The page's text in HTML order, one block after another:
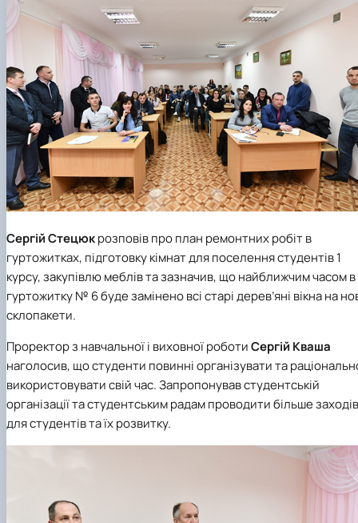
Сергій Стецюкрозповів про план ремонтних робіт в
гуртожитках, підготовку кімнат для поселення студентів 1
курсу, закупівлю меблів та зазначив, що найближчим часом в
гуртожитку № 6 буде замінено всі старі дерев’яні вікна на
склопакети.
Проректор з навчальної і виховної роботиСергій Кваша
наголосив, що студенти повинні організувати та
використовувати свій час. Запропонував студентській
організації та студентським радам проводити більше заходів
для студентів та їх розвитку.